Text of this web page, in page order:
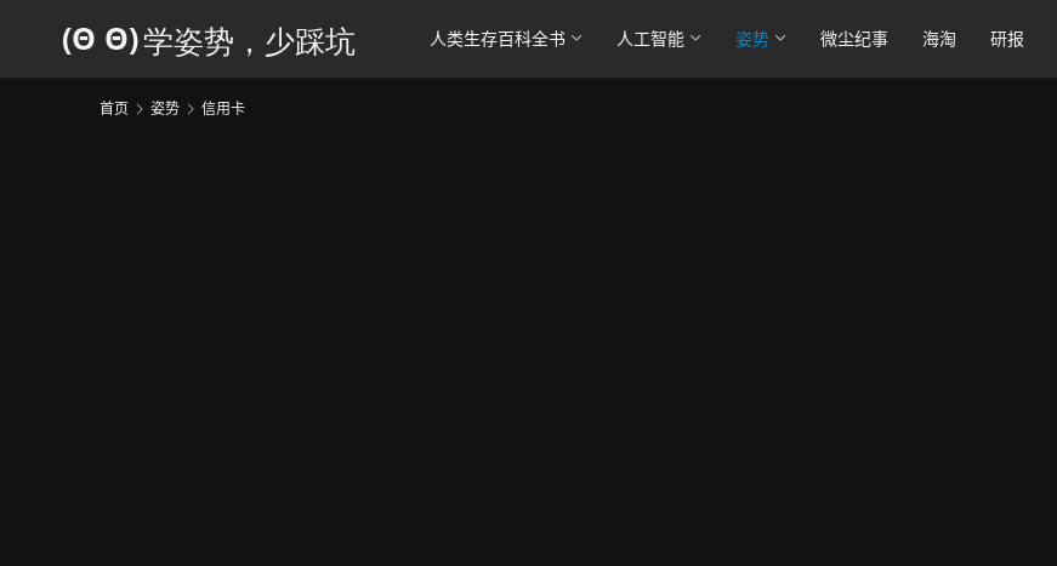
人类生存百科全书 人工智能 姿势 微尘纪事 海淘 研报
首页 姿势 信用卡